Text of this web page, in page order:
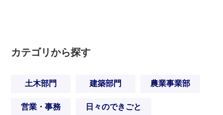
カテゴリから探す
土木部門 建築部門 農業事業部
営業・事務 日々のできごと